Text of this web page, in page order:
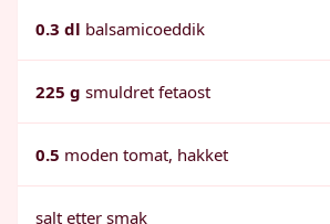
0.3 dl balsamicoeddik
225 g smuldret fetaost
0.5 moden tomat, hakket
salt etter smak